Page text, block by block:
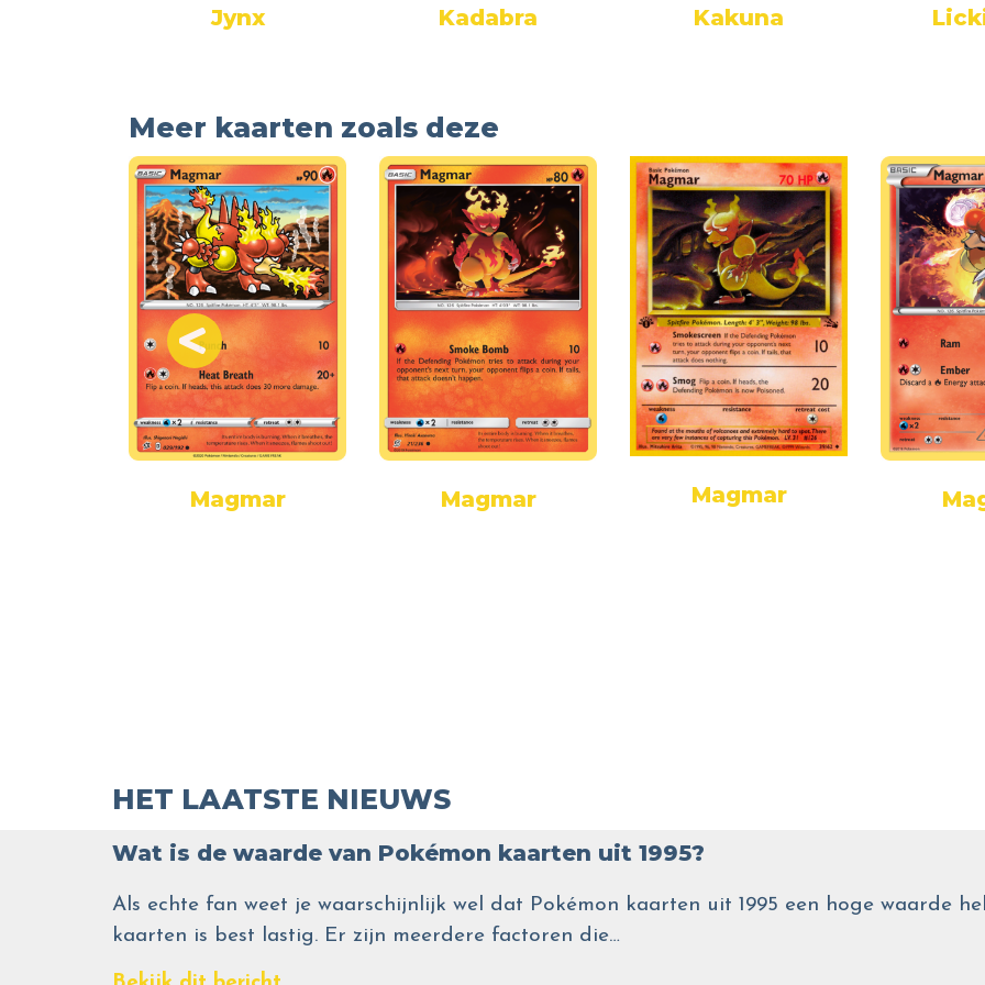
Jynx Kadabra Kakuna
Meer kaarten zoals deze
Magmar Magmar Magmar
HET LAATSTE NIEUWS
Wat is de waarde van Pokémon kaarten uit 1995?
Als echte fan weet je waarschijnlijk wel dat Pokémon kaarten uit 1995 een hoge waarde
kaarten is best lastig. Er zijn meerdere factoren die…